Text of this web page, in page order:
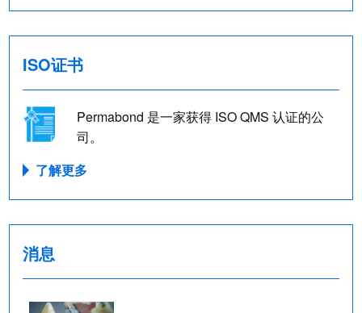
ISO证书
Permabond 是一家获得 ISO QMS 认证的公
司。
了解更多
消息